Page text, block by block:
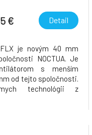
€ Detail
je novým 40 mm
NOCTUA. Je
s menším
od tejto spoločnosti.
technológii z